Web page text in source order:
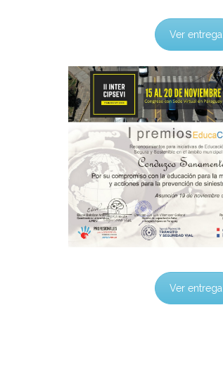
Ver entrega
Ver entrega